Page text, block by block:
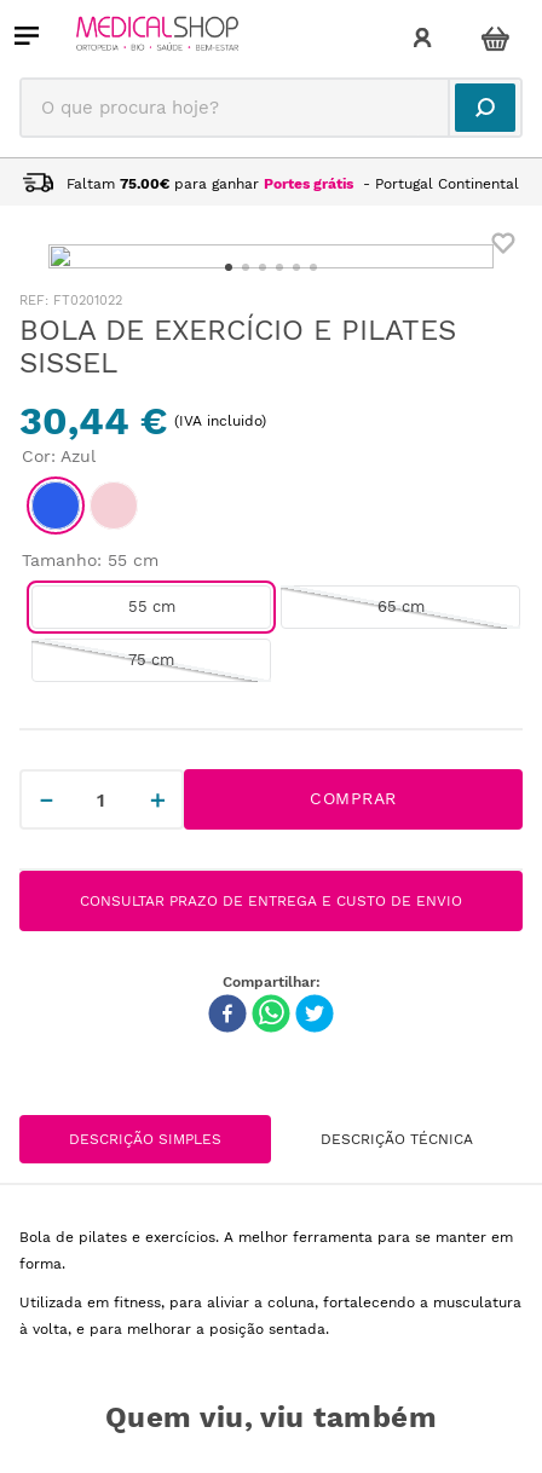
O que procura hoje?
Faltam 75.00€ para ganhar Portes grátis - Portugal Continental
: FT0201022
BOLA DE EXERCÍCIO E PILATES
SISSEL
30,44 € (IVA incluido)
Cor: Azul
Tamanho: 55 cm
55 cm 65 cm
75 cm
＋
－ COMPRAR
CONSULTAR PRAZO DE ENTREGA E CUSTO DE ENVIO
DESCRIÇÃO SIMPLES DESCRIÇÃO TÉCNICA
Bola de pilates e exercícios. A melhor ferramenta para se manter em
forma.
Utilizada em fitness, para aliviar a coluna, fortalecendo a musculatura
à volta, e para melhorar a posição sentada.
Quem viu, viu também